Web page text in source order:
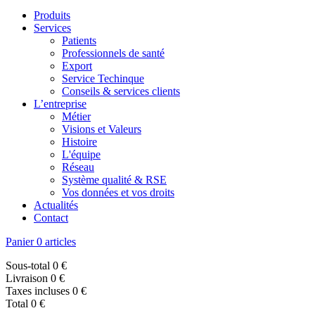
Produits
Services
Patients
Professionnels de santé
Export
Service Techinque
Conseils & services clients
L’entreprise
Métier
Visions et Valeurs
Histoire
L'équipe
Réseau
Système qualité & RSE
Vos données et vos droits
Actualités
Contact
Panier 0 articles
Sous-total 0 €
Livraison 0 €
Taxes incluses 0 €
Total 0 €